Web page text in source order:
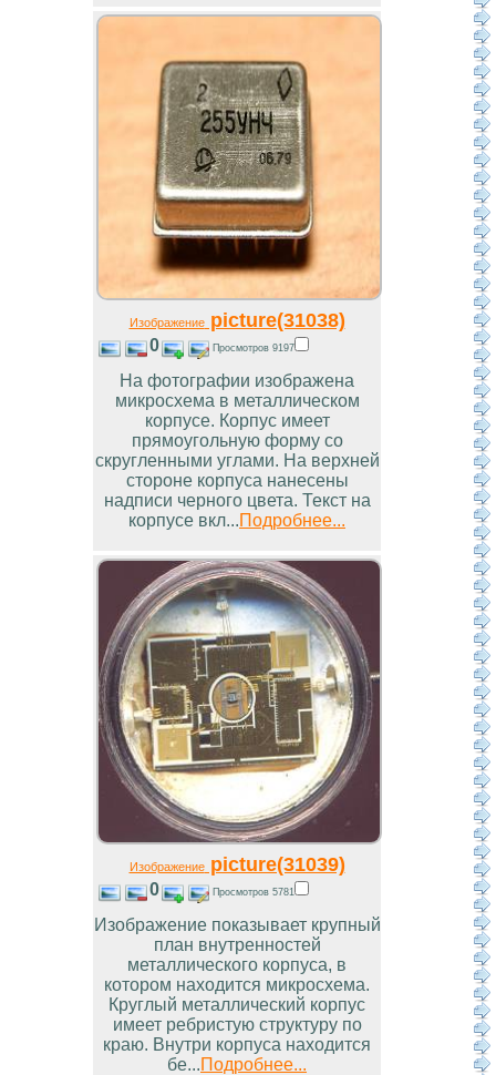
Изображениеpicture(31038)
0 Просмотров 9197
На фотографии изображена
микросхема в металлическом
корпусе. Корпус имеет
прямоугольную форму со
скругленными углами. На верхней
стороне корпуса нанесены
надписи черного цвета. Текст на
корпусе вкл...Подробнее...
Изображениеpicture(31039)
0 Просмотров 5781
Изображение показывает крупный
план внутренностей
металлического корпуса, в
котором находится микросхема.
Круглый металлический корпус
имеет ребристую структуру по
краю. Внутри корпуса находится
бе...Подробнее...